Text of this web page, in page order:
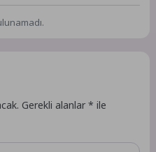
Gerekli alanlar* ile